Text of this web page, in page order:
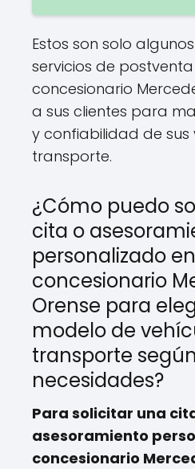
Estos son solo
servicios de
concesionario
a sus clientes para
y confiabilidad de sus
transporte.
¿Cómo puedo
cita o
personalizado
concesionario
Orense para
modelo de
transporte
necesidades?
Para solicitar una
asesoramiento
concesionario